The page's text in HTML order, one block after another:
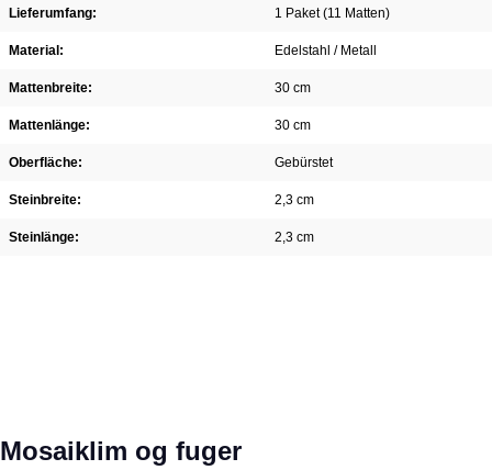
Lieferumfang: 1 Paket (11 Matten)
Material: Edelstahl / Metall
Mattenbreite: 30 cm
Mattenlänge: 30 cm
Oberfläche: Gebürstet
Steinbreite: 2,3 cm
Steinlänge: 2,3 cm
Spring produktgalleriet over
Mosaiklim og fuger